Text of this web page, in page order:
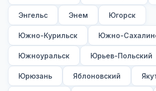
Энгельс Энем Югорск
Южно-Курильск Южно-
Южноуральск Юрьев-Польский
Юрюзань Яблоновский